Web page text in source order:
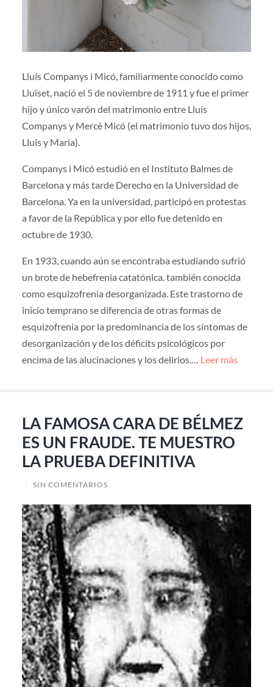
Lluís Companys i Micó, familiarmente conocido como
Lluïset, nació el 5 de noviembre de 1911 y fue el primer
hijo y único varón del matrimonio entre Lluís
Companys y Mercè Micó (el matrimonio tuvo dos hijos,
Lluís y Maria).
Companys i Micó estudió en el Instituto Balmes de
Barcelona y más tarde Derecho en la Universidad de
Barcelona. Ya en la universidad, participó en protestas
a favor de la República y por ello fue detenido en
octubre de 1930.
En 1933, cuando aún se encontraba estudiando sufrió
un brote de hebefrenia catatónica. también conocida
como esquizofrenia desorganizada. Este trastorno de
inicio temprano se diferencia de otras formas de
esquizofrenia por la predominancia de los síntomas de
desorganización y de los déficits psicológicos por
encima de las alucinaciones y los delirios.… Leer más
LA FAMOSA CARA DE BÉLMEZ
ES UN FRAUDE. TE MUESTRO
LA PRUEBA DEFINITIVA
/ SIN COMENTARIOS